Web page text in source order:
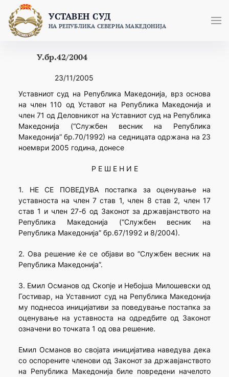
content
УСТАВЕН СУД
НА РЕПУБЛИКА СЕВЕРНА МАКЕДОНИЈА
У.бр.42/2004
23/11/2005
Уставниот суд на Република Македонија, врз основа
на член 110 од Уставот на Република Македонија и
член 71 од Деловникот на Уставниот суд на Република
Македонија (“Службен весник на Република
Македонија” бр.70/1992) на седницата одржана на 23
ноември 2005 година, донесе
Р Е Ш Е Н И Е
1. НЕ СЕ ПОВЕДУВА постапка за оценување на
уставноста на член 7 став 1, член 8 став 2, член 17
став 1 и член 27-б од Законот за државјанството на
Република Македонија (“Службен весник на
Република Македонија” бр.67/1992 и 8/2004).
2. Ова решение ќе се објави во “Службен весник на
Република Македонија”.
3. Емил Османов од Скопје и Небојша Милошевски од
Гостивар, на Уставниот суд на Република Македонија
му поднесоа иницијативи за поведување постапка за
оценување на уставноста на одредбите од Законот
означени во точката 1 од ова решение.
Емил Османов во својата иницијатива наведува дека
со оспорените членови од Законот за државјанството
на Република Македонија биле повредени начелото